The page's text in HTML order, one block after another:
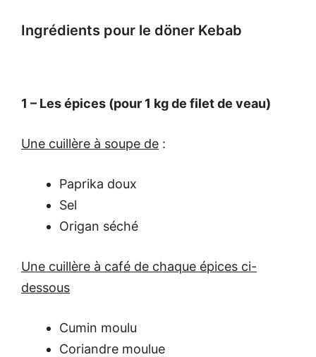
Ingrédients pour le döner Kebab
1 – Les épices (pour 1 kg de filet de veau)
Une cuillère à soupe de :
Paprika doux
Sel
Origan séché
Une cuillère à café de chaque épices ci-
dessous
Cumin moulu
Coriandre moulue